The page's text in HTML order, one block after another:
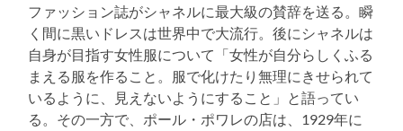
ファッション誌がシャネルに最大級の賛辞を送る。瞬
く間に黒いドレスは世界中で大流行。後にシャネルは
自身が目指す女性服について「女性が自分らしくふる
まえる服を作ること。服で化けたり無理にきせられて
いるように、見えないようにすること」と語ってい
る。その一方で、ポール・ポワレの店は、1929年に